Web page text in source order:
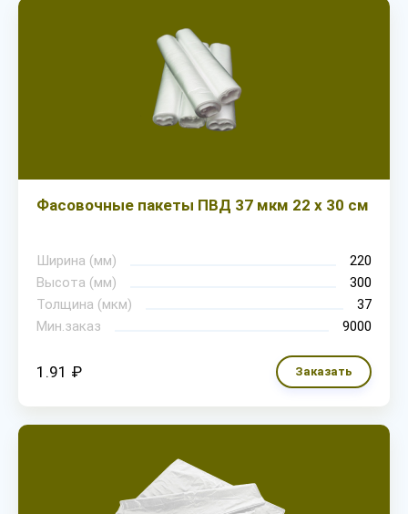
Фасовочные пакеты ПВД 37 мкм 22 х 30 см
Ширина (мм)
220
Высота (мм)
300
Толщина (мкм)
37
Мин.заказ
9000
1.91 ₽ Заказать